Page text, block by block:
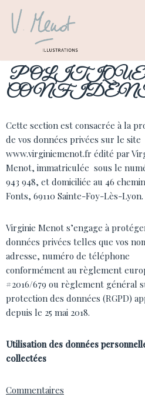
Aller
contenu
Cette section est consacrée à la
de vos données privées sur le site
www.virginiemenot.fr édité par
Menot, immatriculée sous le
943 948, et domiciliée au 46
Fonts, 69110 Sainte-Foy-Lès-Lyon.
Virginie Menot s’engage à
données privées telles que vos
adresse, numéro de téléphone
conformément au règlement
#2016/679 ou règlement général
protection des données (RGPD)
depuis le 25 mai 2018.
Utilisation des données
collectées
Commentaires